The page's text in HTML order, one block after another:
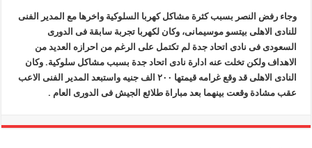
محمود
كهرباء
مغلقة
وجاء رفض النصر بسبب كثرة مشاكل كهربا السلوكية واخرها مع المدير الفنى
للنادى الاهلى بيتسو موسيمانى، وكان لكهربا تجربة سابقة فى الدورى
السعودى فى نادى اتحاد جدة لم تكتمل على الرغم من احرازه العديد من
الاهداف ولكن تخلت عنه ادارة نادى اتحاد جدة بسبب مشاكل سلوكية. وكان
النادى الاهلى قد وقع غرامه قيمتها ٢٠٠ الف جنيه واستبعد المدير الفنى الاعب
عقب مشادة وقعت بينهما بعد مباراة طلائع الجيش فى الدورى العام .